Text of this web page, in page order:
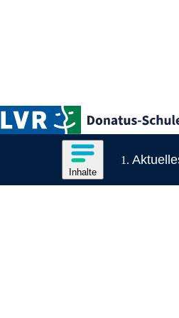
Logo der LVR-Donatus-Schule
Hauptnavigation
Inhalte des Menüs anzeigen
Inhalte